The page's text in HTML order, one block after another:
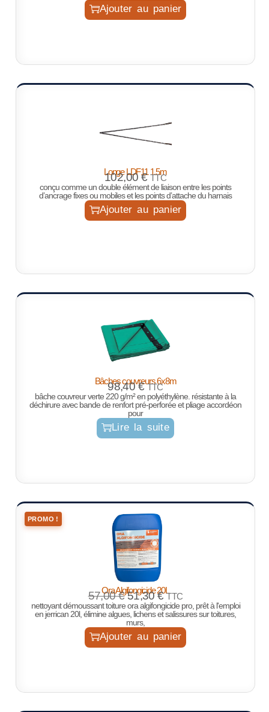
Ajouter au panier
Longe LDF11 1.5m
102,00 € TTC
conçu comme un double élément de liaison entre les points
d’ancrage fixes ou mobiles et les points d’attache du harnais
Ajouter au panier
Bâches couvreurs 6x8m
98,40€ TTC
bâche couvreur verte 220 g/m² en polyéthylène. résistante à la
déchirure avec bande de renfort pré-perforée et pliage accordéon
pour
Lire la suite
PROMO !
Ora Algifongicide 20L
57,00€ 51,30€ TTC
nettoyant démoussant toiture ora algifongicide pro, prêt à l'emploi
en jerrican 20l, élimine algues, lichens et salissures sur toitures,
murs,
Ajouter au panier